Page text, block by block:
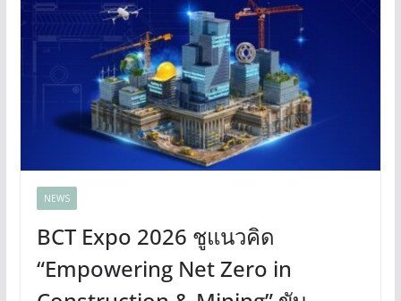
NEWS
BCT Expo 2026 ชูแนวคิด
“Empowering Net Zero in